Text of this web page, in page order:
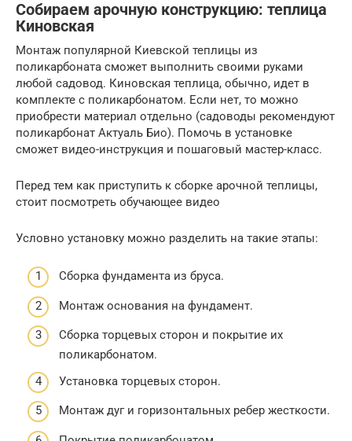
Собираем арочную конструкцию: теплица
Киновская
Монтаж популярной Киевской теплицы из
поликарбоната сможет выполнить своими руками
любой садовод. Киновская теплица, обычно, идет в
комплекте с поликарбонатом. Если нет, то можно
приобрести материал отдельно (садоводы рекомендуют
поликарбонат Актуаль Био). Помочь в установке
сможет видео-инструкция и пошаговый мастер-класс.
Перед тем как приступить к сборке арочной теплицы,
стоит посмотреть обучающее видео
Условно установку можно разделить на такие этапы:
Сборка фундамента из бруса.
Монтаж основания на фундамент.
Сборка торцевых сторон и покрытие их
поликарбонатом.
Установка торцевых сторон.
Монтаж дуг и горизонтальных ребер жесткости.